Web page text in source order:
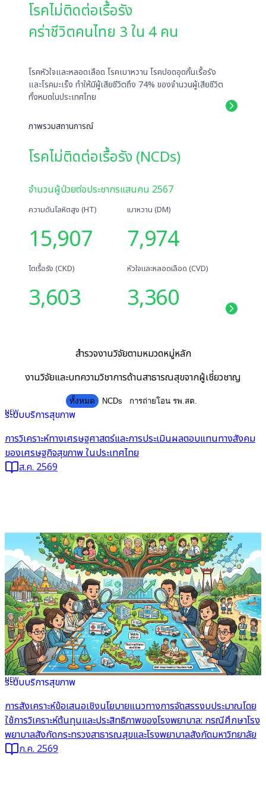
โรคไม่ติดต่อเรื้อรัง
คร่าชีวิตคนไทย 3 ใน 4 คน
โรคหัวใจและหลอดเลือด โรคเบาหวาน โรคปอดอุดกั้นเรื้อรัง
และโรคมะเร็ง ทำให้มีผู้เสียชีวิตถึง 74% ของจำนวนผู้เสียชีวิต
ทั้งหมดในประเทศไทย
ภาพรวมสถานการณ์
โรคไม่ติดต่อเรื้อรัง (NCDs)
จำนวนผู้ป่วยต่อประชากรแสนคน 2567
ความดันโลหิตสูง (HT)
15,907
เบาหวาน (DM)
7,974
ไตเรื้อรัง (CKD)
3,603
หัวใจและหลอดเลือด (CVD)
3,360
สำรวจงานวิจัยตามหมวดหมู่หลัก
งานวิจัยและบทความวิชาการด้านสาธารณสุขจากผู้เชี่ยวชาญ
ทั้งหมด NCDs การถ่ายโอน รพ.สต.
NEW
ระบบบริการสุขภาพ
การวิเคราะห์ทางเศรษฐศาสตร์และการประเมินผลตอบแทนทางสังคม
ของเศรษฐกิจสุขภาพ ในประเทศไทย
ส.ค. 2569
อ่านต่อ
NEW
ระบบบริการสุขภาพ
การสังเคราะห์ข้อเสนอเชิงนโยบายแนวทางการจัดสรรงบประมาณโดย
ใช้การวิเคราะห์ต้นทุนและประสิทธิภาพของโรงพยาบาล: กรณีศึกษาโรง
พยาบาลสังกัดกระทรวงสาธารณสุขและโรงพยาบาลสังกัดมหาวิทยาลัย
ก.ค. 2569